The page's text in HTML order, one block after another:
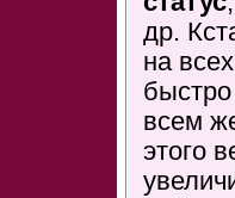
др.
на
быстро
всем
этого